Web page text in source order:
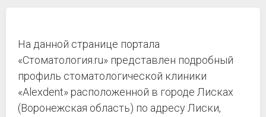
На данной странице портала
«Стоматология.ru» представлен подробный
профиль стоматологической клиники
«Alexdent» расположенной в городе Лисках
(Воронежская область) по адресу Лиски,